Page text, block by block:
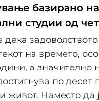
базирано на
студии од
дека
на времето,
а значително
по десет
живот. Наместо да